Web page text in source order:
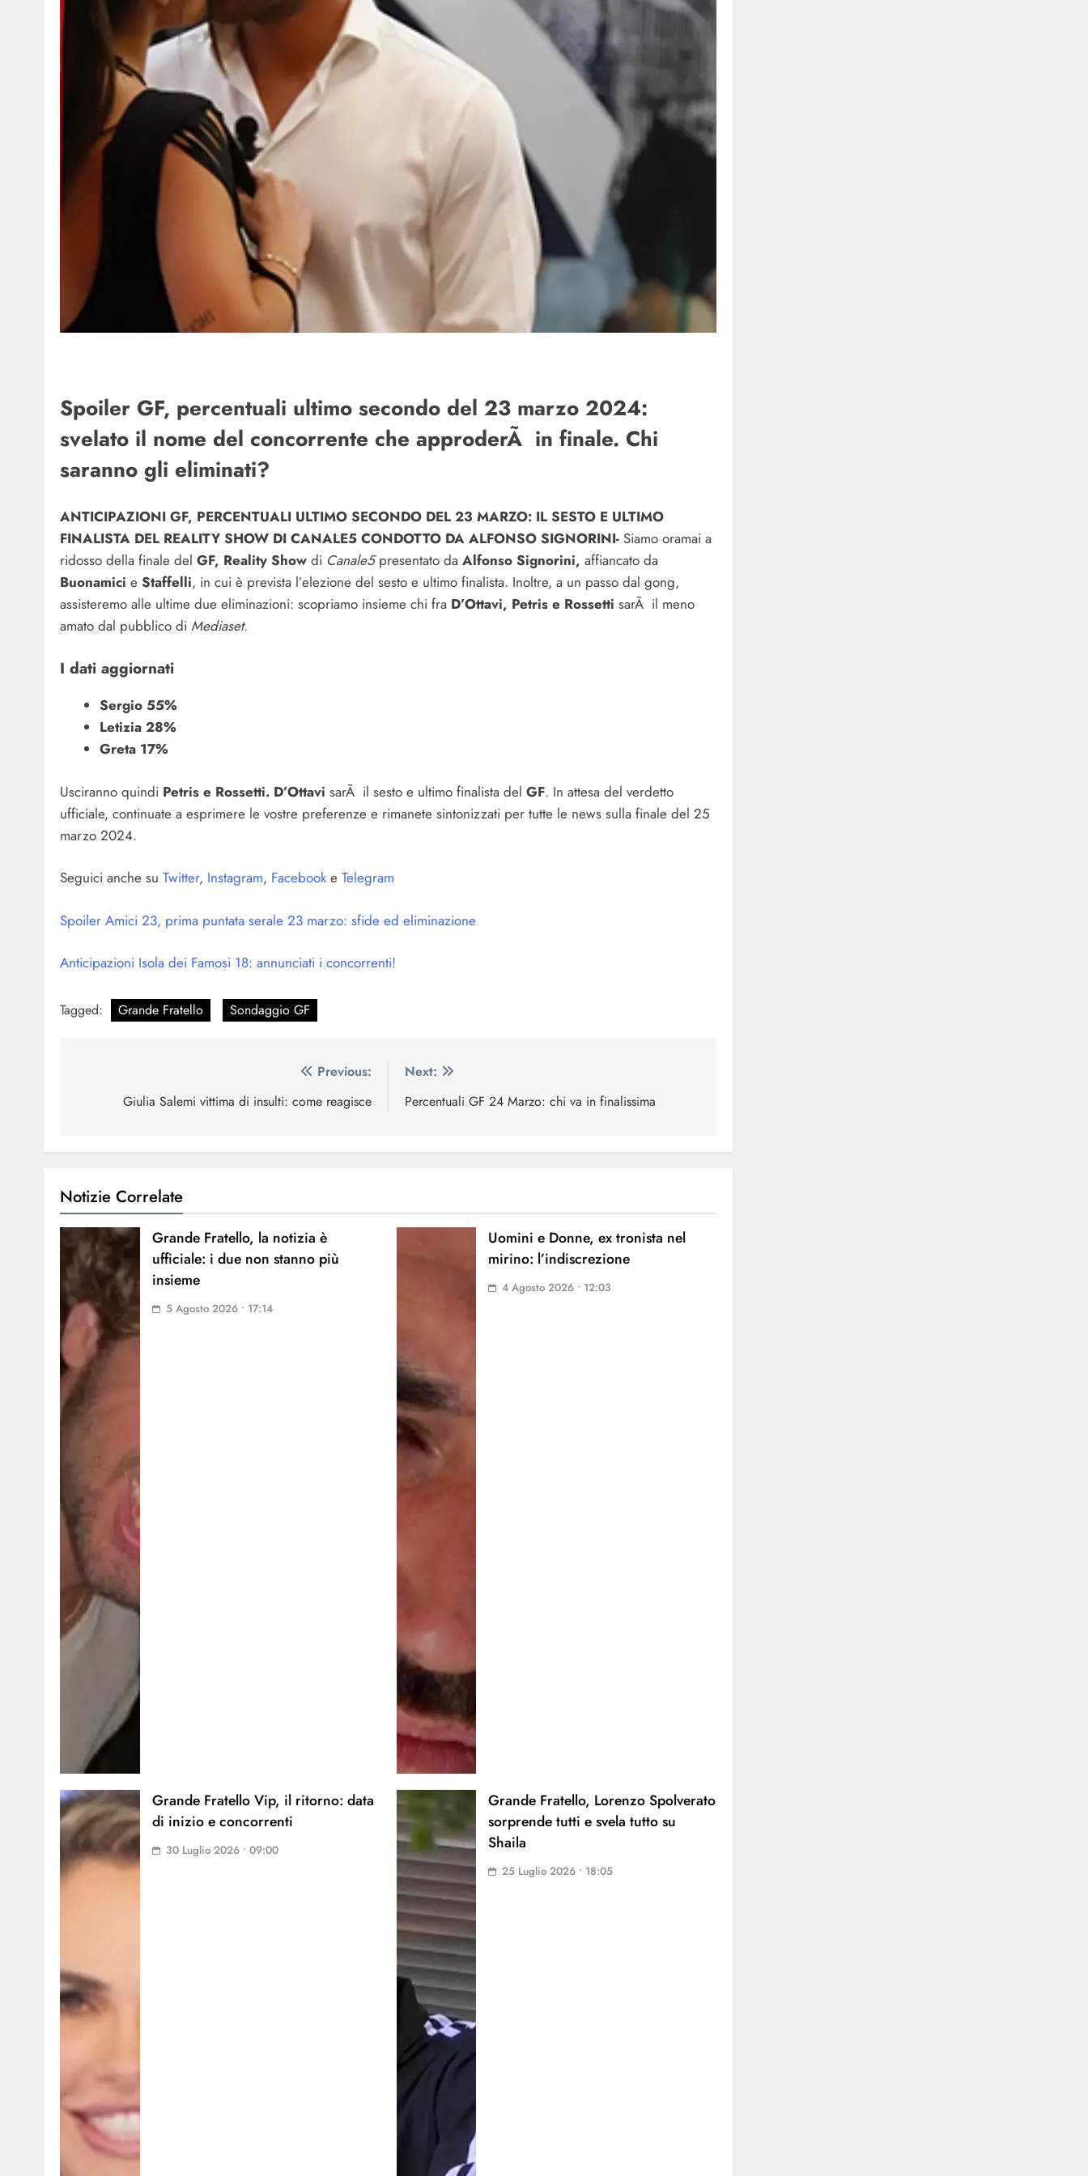
Spoiler GF, percentuali ultimo secondo del 23 marzo 2024:
svelato il nome del concorrente che approderÃ in finale. Chi
saranno gli eliminati?
ANTICIPAZIONI GF, PERCENTUALI ULTIMO SECONDO DEL 23 MARZO: IL SESTO E ULTIMO
FINALISTA DEL REALITY SHOW DI CANALE5 CONDOTTO DA ALFONSO SIGNORINI- Siamo oramai a
ridosso della finale del GF, Reality Show di Canale5presentato da Alfonso Signorini, affiancato da
Buonamici e Staffelli, in cui è prevista l’elezione del sesto e ultimo finalista. Inoltre, a un passo dal gong,
assisteremo alle ultime due eliminazioni: scopriamo insieme chi fra D’Ottavi, Petris e Rossetti sarÃ il meno
amato dal pubblico di Mediaset.
I dati aggiornati
Sergio 55%
Letizia 28%
Greta 17%
Usciranno quindi Petris e Rossetti. D’Ottavi sarÃ il sesto e ultimo finalista del GF. In attesa del verdetto
ufficiale, continuate a esprimere le vostre preferenze e rimanete sintonizzati per tutte le news sulla finale del 25
marzo 2024.
Seguici anche su Twitter, Instagram, Facebooke Telegram
Spoiler Amici 23, prima puntata serale 23 marzo: sfide ed eliminazione
Anticipazioni Isola dei Famosi 18: annunciati i concorrenti!
Tagged: Grande Fratello Sondaggio GF
articoli
Previous:
Giulia Salemi vittima di insulti: come reagisce
Next:
Percentuali GF 24 Marzo: chi va in finalissima
Notizie Correlate
Grande Fratello, la notizia è
ufficiale: i due non stanno più
insieme
5 Agosto 2026 • 17:14
Uomini e Donne, ex tronista nel
mirino: l’indiscrezione
4 Agosto 2026 • 12:03
Grande Fratello Vip, il ritorno: data
di inizio e concorrenti
30 Luglio 2026 • 09:00
Grande Fratello, Lorenzo Spolverato
sorprende tutti e svela tutto su
Shaila
25 Luglio 2026 • 18:05